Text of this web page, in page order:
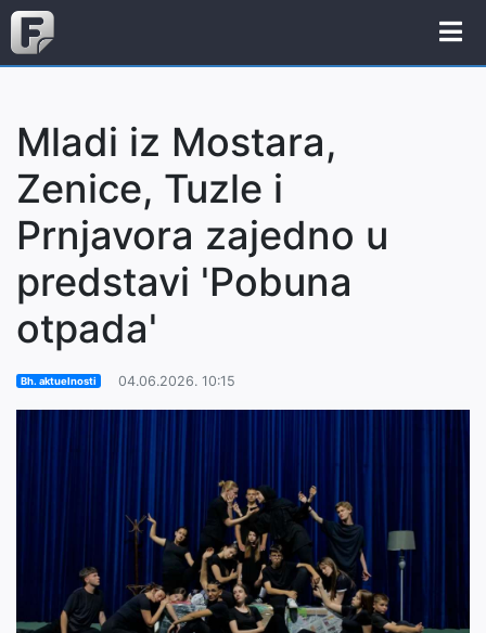
Mladi iz Mostara,
Zenice, Tuzle i
Prnjavora zajedno u
predstavi 'Pobuna
otpada'
Bh. aktuelnosti 04.06.2026. 10:15